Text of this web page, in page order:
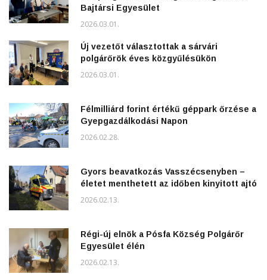
Bajtársi Egyesület
2026.03.01.
Új vezetőt választottak a sárvári
polgárőrök éves közgyűlésükön
2026.03.01.
Félmilliárd forint értékű géppark őrzése a
Gyepgazdálkodási Napon
2026.02.28.
Gyors beavatkozás Vasszécsenyben –
életet menthetett az időben kinyitott ajtó
2026.02.13.
Régi-új elnök a Pósfa Község Polgárőr
Egyesület élén
2026.02.13.